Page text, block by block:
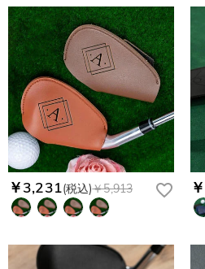
￥3,231(税込)￥5,913